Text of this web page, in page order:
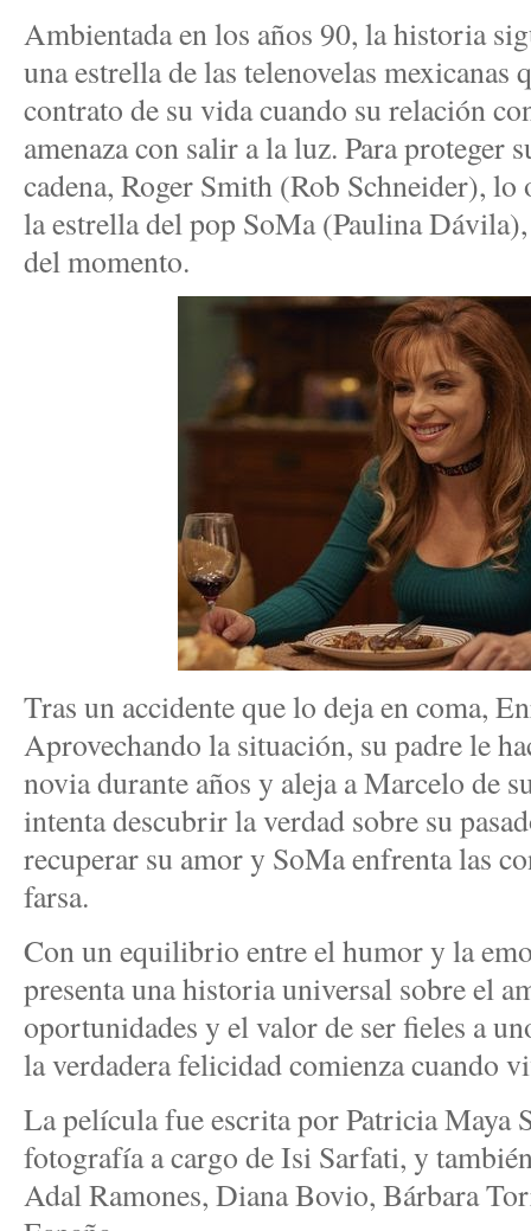
Ambientada en los años 90, la historia
una estrella de las telenovelas mexicanas
contrato de su vida cuando su relación
amenaza con salir a la luz. Para proteger
cadena, Roger Smith (Rob Schneider),
la estrella del pop SoMa (Paulina
del momento.
Tras un accidente que lo deja en coma,
Aprovechando la situación, su padre le
novia durante años y aleja a Marcelo de
intenta descubrir la verdad sobre su
recuperar su amor y SoMa enfrenta las
farsa.
Con un equilibrio entre el humor y la
presenta una historia universal sobre el
oportunidades y el valor de ser fieles a
la verdadera felicidad comienza cuando
La película fue escrita por Patricia Maya
fotografía a cargo de Isi Sarfati, y
Adal Ramones, Diana Bovio, Bárbara